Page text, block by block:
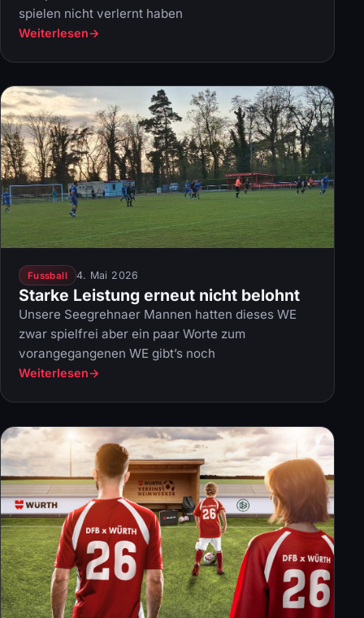
spielen nicht verlernt haben
Weiterlesen
Fussball 4. Mai 2026
Starke Leistung erneut nicht belohnt
Unsere Seegrehnaer Mannen hatten dieses WE
zwar spielfrei aber ein paar Worte zum
vorangegangenen WE gibt’s noch
Weiterlesen